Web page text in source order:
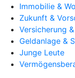
Immobilie &
Zukunft &
Versicherung
Geldanlage &
Junge Leute